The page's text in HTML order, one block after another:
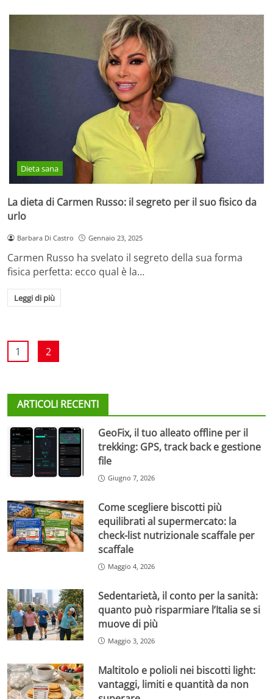
Dieta sana
La dieta di Carmen Russo: il segreto per il suo fisico da
urlo
Barbara Di Castro Gennaio 23, 2025
Carmen Russo ha svelato il segreto della sua forma
fisica perfetta: ecco qual è la…
Leggi di più
1 2
ARTICOLI RECENTI
GeoFix, il tuo alleato offline per il
trekking: GPS, track back e gestione
file
Giugno 7, 2026
Come scegliere biscotti più
equilibrati al supermercato: la
check-list nutrizionale scaffale per
scaffale
Maggio 4, 2026
Sedentarietà, il conto per la sanità:
quanto può risparmiare l’Italia se si
muove di più
Maggio 3, 2026
Maltitolo e polioli nei biscotti light:
vantaggi, limiti e quantità da non